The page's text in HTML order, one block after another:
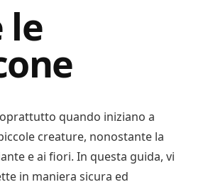
le
quando iniziano a
creature, nonostante la
e ai fiori. In questa guida, vi
in maniera sicura ed